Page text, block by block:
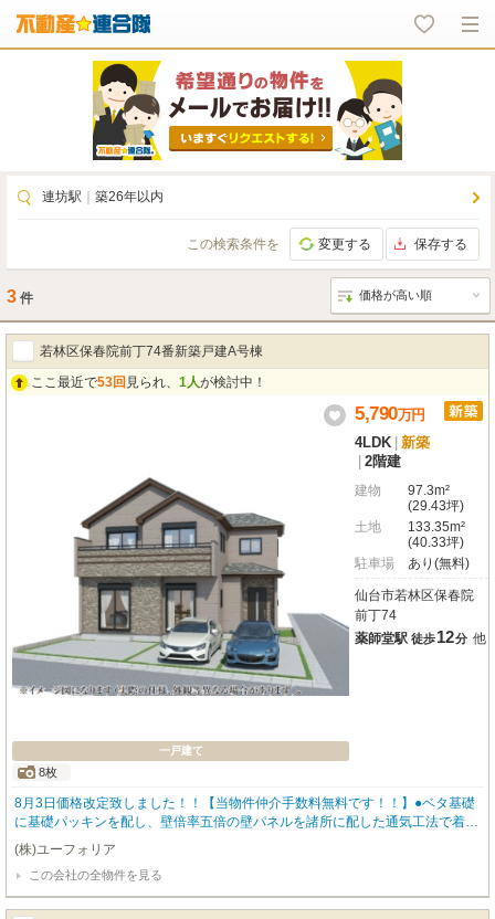
連坊駅 築26年以内
この検索条件を 変更する 保存する
3 件
若林区保春院前丁74番新築戸建A号棟
ここ最近で53回 見られ、 1人が検討中！
一戸建て
8枚
5,790万円
4LDK 新築
2階建
建物
97.3m²
(29.43坪)
土地
133.35m²
(40.33坪)
駐車場
あり(無料)
仙台市若林区保春院
前丁74
薬師堂駅 徒歩12分 他
8月3日価格改定致しました！！【当物件仲介手数料無料です！！】●ベタ基礎
に基礎パッキンを配し、壁倍率五倍の壁パネルを諸所に配した通気工法で着工
あら完成まで第三者機関による計四回の検査を通過した物件のみ引き渡してい
る為地震に強い家です。●設計住宅性能評価書あり、建設住宅性能評価書あ
り、長期優良住宅（耐震、省エネ性等高い）、フラット35適合証明書あり。
(株)ユーフォリア
この会社の全物件を見る